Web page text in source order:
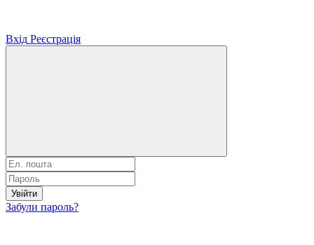
Вхід Реєстрація
Увійти
Забули пароль?